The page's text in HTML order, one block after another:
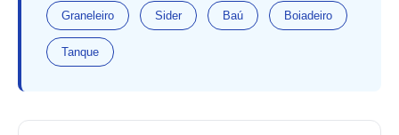
Graneleiro Sider Baú Boiadeiro
Tanque